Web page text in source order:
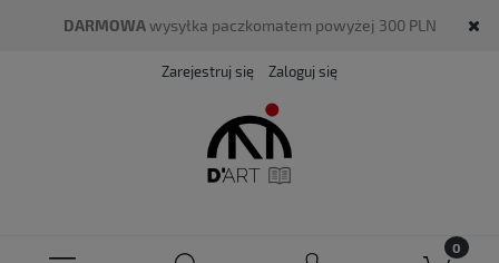
DARMOWAwysyłka paczkomatem powyżej 300 PLN
Zarejestruj się Zaloguj się